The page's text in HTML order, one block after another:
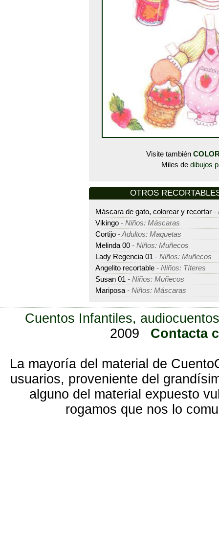
Visite también
Miles de dibujos
OTROS
Máscara de gato, colorear y recortar -
Vikingo - Niños: Máscaras
Cortijo - Adultos: Maquetas
Melinda 00 - Niños: Muñecos
Lady Regencia 01 - Niños: Muñecos
Angelito recortable - Niños: Títeres
Susan 01 - Niños: Muñecos
Mariposa - Niños: Máscaras
Cuentos Infantiles,
2009
Contacta
La mayoría del material de
usuarios, proveniente del
alguno del material expuesto
rogamos que nos lo